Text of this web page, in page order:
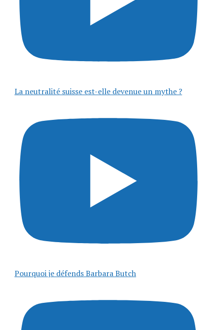
La neutralité suisse est-elle devenue un mythe ?
Pourquoi je défends Barbara Butch